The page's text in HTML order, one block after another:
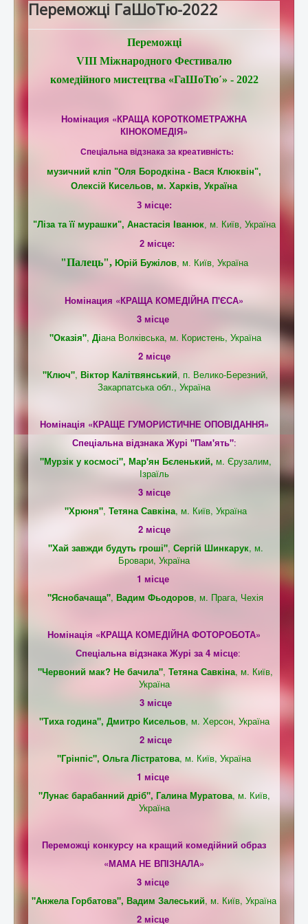
Переможці фестивалів
Переможці ГаШоТю-2022
Переможці
VIІІ Міжнародного Фестивалю
комедійного мистецтва «ГаШоТю´» - 2022
Номінация «КРАЩА КОРОТКОМЕТРАЖНА
КІНОКОМЕДІЯ»
Спеціальна відзнака за креативність:
музичний кліп "Оля Бородкіна - Вася Клюквін",
Олексій Кисельов, м. Харків, Україна
3 місце:
"Ліза та її мурашки", Анастасія Іванюк, м. Київ, Україна
2 місце:
"Палець", Юрій Бужілов, м. Київ, Україна
Номінация «КРАЩА КОМЕДІЙНА П'ЄСА»
3 місце
"Оказія", Діана Волківська, м. Користень, Україна
2 місце
"Ключ", Віктор Калітвянський, п. Велико-Березний,
Закарпатська обл., Україна
Номінація «КРАЩЕ ГУМОРИСТИЧНЕ ОПОВІДАННЯ»
Спеціальна відзнака Журі "Пам'ять":
"Мурзік у космосі", Мар'ян Бєленький, м. Єрузалим,
Ізраїль
3 місце
"Хрюня", Тетяна Савкіна, м. Київ, Україна
2 місце
"Хай завжди будуть гроші", Сергій Шинкарук, м.
Бровари, Україна
1 місце
"Яснобачаща", Вадим Фьодоров, м. Прага, Чехія
Номінація «КРАЩА КОМЕДІЙНА ФОТОРОБОТА»
Спеціальна відзнака Журі за 4 місце:
"Червоний мак? Не бачила", Тетяна Савкіна, м. Київ,
Україна
3 місце
"Тиха година", Дмитро Кисельов, м. Херсон, Україна
2 місце
"Грінпіс", Ольга Лістратова, м. Київ, Україна
1 місце
"Лунає барабанний дріб", Галина Муратова, м. Київ,
Україна
Переможці конкурсу на кращий комедійний образ
«МАМА НЕ ВПІЗНАЛА»
3 місце
"Анжела Горбатова", Вадим Залеський, м. Київ, Україна
2 місце